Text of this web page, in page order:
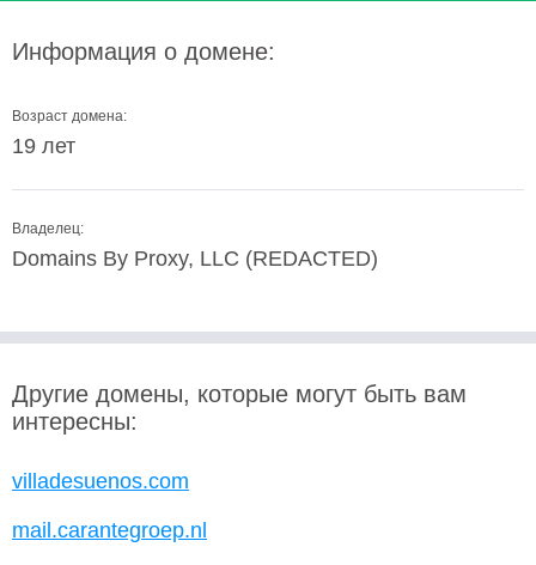
Информация о домене:
Возраст домена:
19 лет
Владелец:
Domains By Proxy, LLC (REDACTED)
Другие домены, которые могут быть вам
интересны:
villadesuenos.com
mail.carantegroep.nl